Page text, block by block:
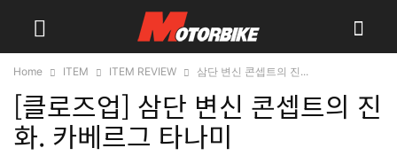
Home ITEM ITEM REVIEW 삼단 변신 콘셉트의 진...
[클로즈업] 삼단 변신 콘셉트의 진
화. 카베르그 타나미